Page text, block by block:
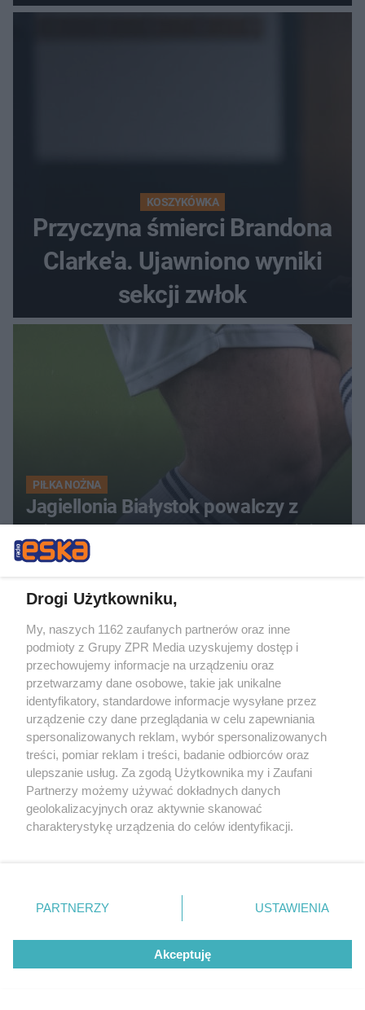
popłochu
KOSZYKÓWKA
Przyczyna śmierci Brandona
Clarke'a. Ujawniono wyniki
sekcji zwłok
PIŁKA NOŻNA
Jagiellonia Białystok powalczy z
Widzewem Łódź. Kto wygra w hicie
Ekstraklasy?
POLSKI SIATKARZ
Jakub Kochanowski ujawnia z kim
spotyka się Tomasz Fornal. Te słowa
to absolutny hit
Drogi Użytkowniku,
My, naszych 1162 zaufanych partnerów oraz inne
podmioty z Grupy ZPR Media uzyskujemy dostęp i
przechowujemy informacje na urządzeniu oraz
przetwarzamy dane osobowe, takie jak unikalne
identyfikatory, standardowe informacje wysyłane przez
urządzenie czy dane przeglądania w celu zapewniania
spersonalizowanych reklam, wybór spersonalizowanych
treści, pomiar reklam i treści, badanie odbiorców oraz
ulepszanie usług. Za zgodą Użytkownika my i Zaufani
Partnerzy możemy używać dokładnych danych
geolokalizacyjnych oraz aktywnie skanować
charakterystykę urządzenia do celów identyfikacji.
zmienić/wycofać klikając przycisk ustawień prywatności
znajdujący się w lewym dolnym rogu strony
rodzaje przetwarzania danych nie wymagają zgody
użytkownika, ale masz prawo sprzeciwić się takiemu
przetwarzaniu. Preferencje będą miały zastosowanie tylko
PARTNERZY USTAWIENIA
Akceptuję